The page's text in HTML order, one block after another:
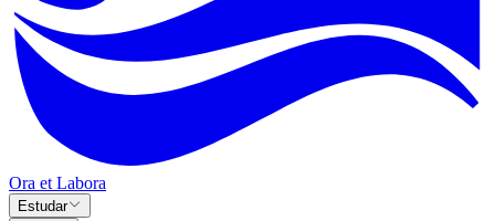
Ora et Labora
Estudar